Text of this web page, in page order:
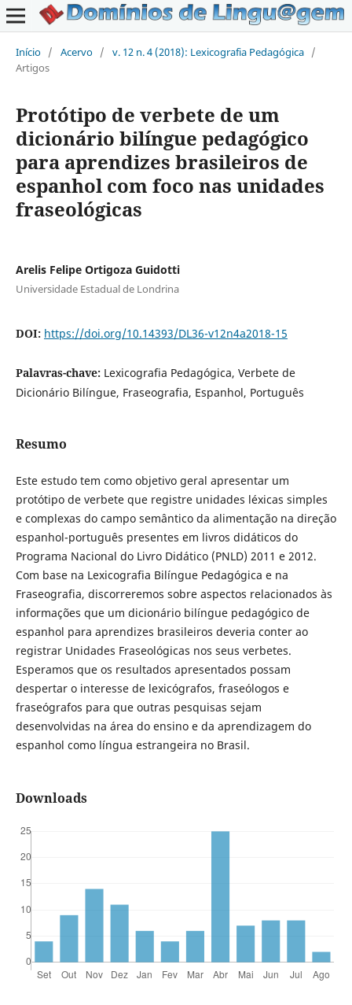
Início / Acervo / v. 12 n. 4 (2018): Lexicografia Pedagógica /
Artigos
Protótipo de verbete de um
dicionário bilíngue pedagógico
para aprendizes brasileiros de
espanhol com foco nas unidades
fraseológicas
Arelis Felipe Ortigoza Guidotti
Universidade Estadual de Londrina
DOI: https://doi.org/10.14393/DL36-v12n4a2018-15
Palavras-chave: Lexicografia Pedagógica, Verbete de
Dicionário Bilíngue, Fraseografia, Espanhol, Português
Resumo
Este estudo tem como objetivo geral apresentar um
protótipo de verbete que registre unidades léxicas simples
e complexas do campo semântico da alimentação na direção
espanhol-português presentes em livros didáticos do
Programa Nacional do Livro Didático (PNLD) 2011 e 2012.
Com base na Lexicografia Bilíngue Pedagógica e na
Fraseografia, discorreremos sobre aspectos relacionados às
informações que um dicionário bilíngue pedagógico de
espanhol para aprendizes brasileiros deveria conter ao
registrar Unidades Fraseológicas nos seus verbetes.
Esperamos que os resultados apresentados possam
despertar o interesse de lexicógrafos, fraseólogos e
fraseógrafos para que outras pesquisas sejam
desenvolvidas na área do ensino e da aprendizagem do
espanhol como língua estrangeira no Brasil.
Downloads